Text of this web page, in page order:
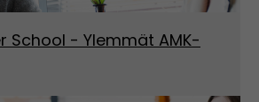
School - Ylemmät AMK-